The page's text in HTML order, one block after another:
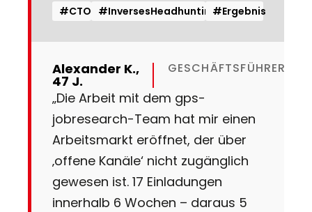
#CTO #InversesHeadhunting#Ergebnis
Alexander K.,
47 J.
GESCHÄFTSFÜHRER
„Die Arbeit mit dem gps-
jobresearch-Team hat mir einen
Arbeitsmarkt eröffnet, der über
‚offene Kanäle‘ nicht zugänglich
gewesen ist. 17 Einladungen
innerhalb 6 Wochen – daraus 5